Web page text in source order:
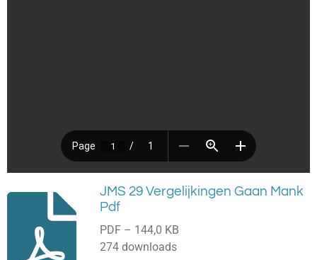
JMS 29 Vergelijkingen Gaan Mank
Pdf
PDF – 144,0 KB
274 downloads